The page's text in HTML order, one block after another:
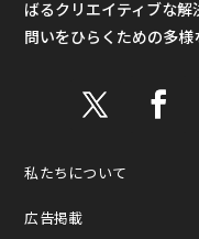
ばるクリエイティブな
問いをひらくための多様
私たちについて
広告掲載